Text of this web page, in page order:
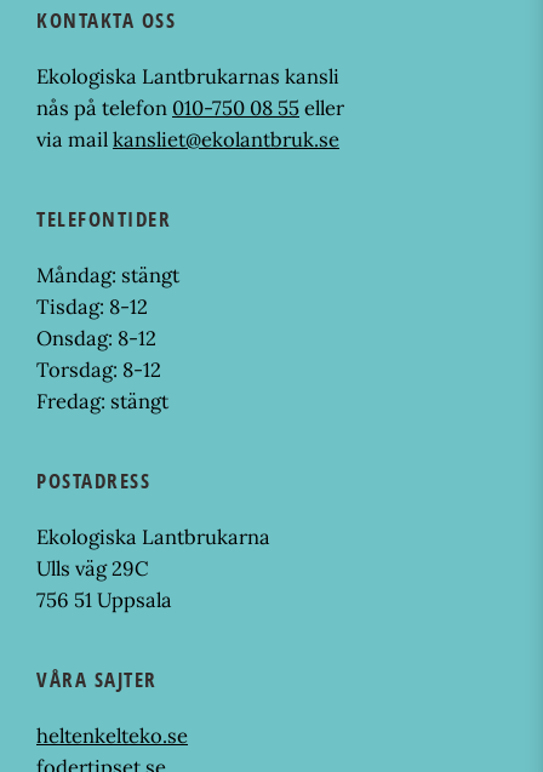
KONTAKTA OSS
Ekologiska Lantbrukarnas kansli
nås på telefon 010-750 08 55eller
via mailkansliet@ekolantbruk.se
TELEFONTIDER
Måndag: stängt
Tisdag: 8-12
Onsdag: 8-12
Torsdag: 8-12
Fredag: stängt
POSTADRESS
Ekologiska Lantbrukarna
Ulls väg 29C
756 51 Uppsala
VÅRA SAJTER
heltenkelteko.se